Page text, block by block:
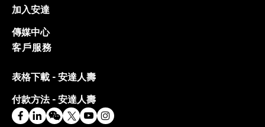
加入安達
傳媒中心
客戶服務
表格下載 - 安達人壽
付款方法 - 安達人壽